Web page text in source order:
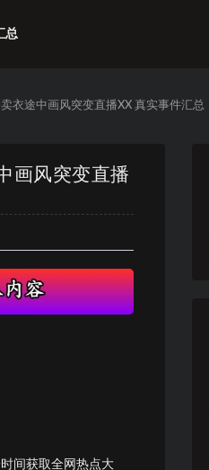
总
衣途中画风突变直播XX 真实事件汇总
画风突变直播
间获取全网热点大